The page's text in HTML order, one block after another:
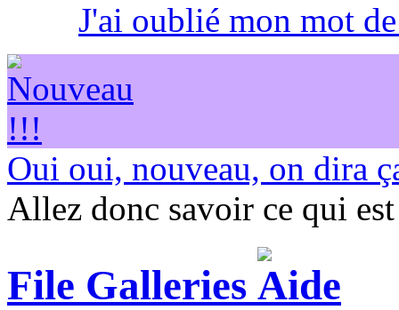
J'ai oublié mon mot de
Oui oui, nouveau, on dira
Allez donc savoir ce qui
File Galleries